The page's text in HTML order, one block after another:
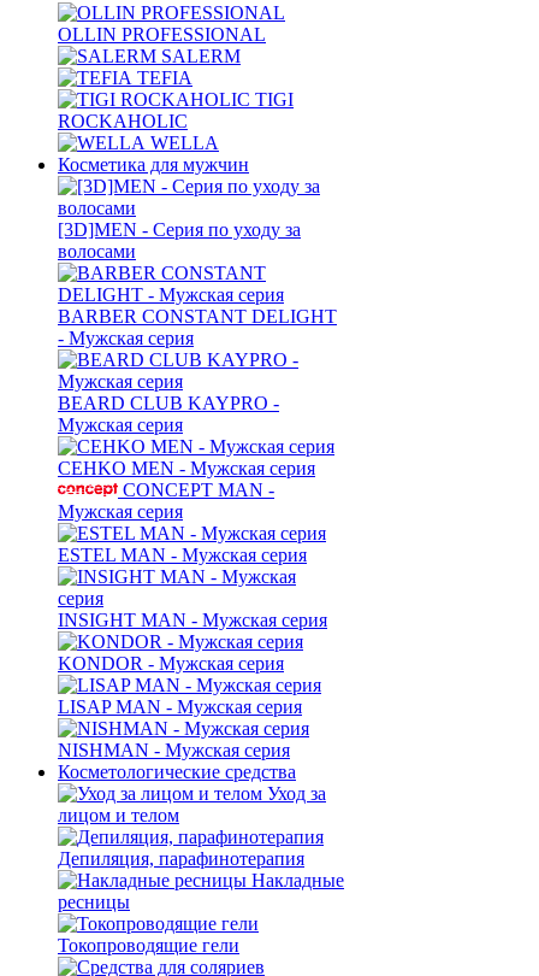
OLLIN PROFESSIONAL
SALERM
TEFIA
TIGI
ROCKAHOLIC
WELLA
Косметика для мужчин
[3D]MEN - Серия по уходу за
волосами
BARBER CONSTANT DELIGHT
- Мужская серия
BEARD CLUB KAYPRO -
Мужская серия
CEHKO MEN - Мужская серия
CONCEPT MAN -
Мужская серия
ESTEL MAN - Мужская серия
INSIGHT MAN - Мужская серия
KONDOR - Мужская серия
LISAP MAN - Мужская серия
NISHMAN - Мужская серия
Косметологические средства
Уход за
лицом и телом
Депиляция, парафинотерапия
Накладные
ресницы
Токопроводящие гели